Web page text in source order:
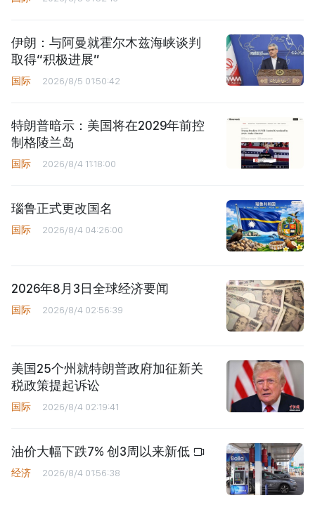
伊朗：与阿曼就霍尔木兹海峡谈判
取得“积极进展”
国际 2026/8/5 01:50:42
特朗普暗示：美国将在2029年前控
制格陵兰岛
国际 2026/8/4 11:18:00
瑙鲁正式更改国名
国际 2026/8/4 04:26:00
2026年8月3日全球经济要闻
国际 2026/8/4 02:56:39
美国25个州就特朗普政府加征新关
税政策提起诉讼
国际 2026/8/4 02:19:41
油价大幅下跌7% 创3周以来新低
经济 2026/8/4 01:56:38